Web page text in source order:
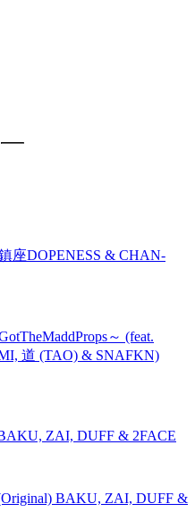
座DOPENESS & CHAN-
～ (feat.
道 (TAO) & SNAFKN)
ZAI, DUFF & 2FACE
BAKU, ZAI, DUFF &